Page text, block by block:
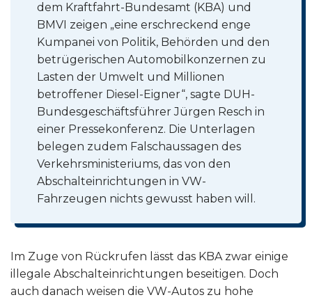
dem Kraftfahrt-Bundesamt (KBA) und
BMVI zeigen „eine erschreckend enge
Kumpanei von Politik, Behörden und den
betrügerischen Automobilkonzernen zu
Lasten der Umwelt und Millionen
betroffener Diesel-Eigner“, sagte DUH-
Bundesgeschäftsführer Jürgen Resch in
einer Pressekonferenz. Die Unterlagen
belegen zudem Falschaussagen des
Verkehrsministeriums, das von den
Abschalteinrichtungen in VW-
Fahrzeugen nichts gewusst haben will.
Im Zuge von Rückrufen lässt das KBA zwar einige
illegale Abschalteinrichtungen beseitigen. Doch
auch danach weisen die VW-Autos zu hohe